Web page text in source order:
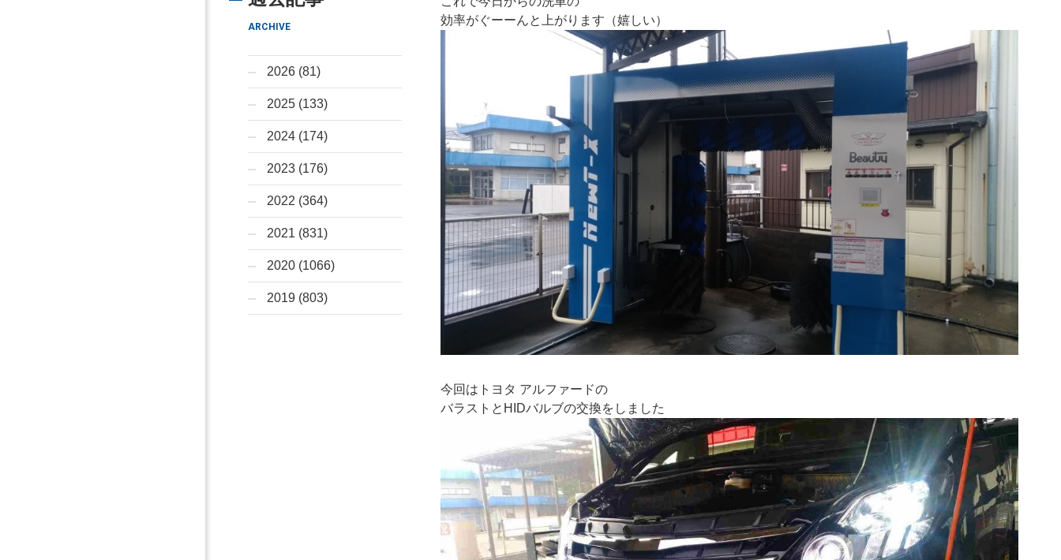
効率がぐーーんと上がります（嬉しい）
今回はトヨタ アルファードの
バラストとHIDバルブの交換をしました
ARCHIVE
2026 (81)
2025 (133)
2024 (174)
2023 (176)
2022 (364)
2021 (831)
2020 (1066)
2019 (803)